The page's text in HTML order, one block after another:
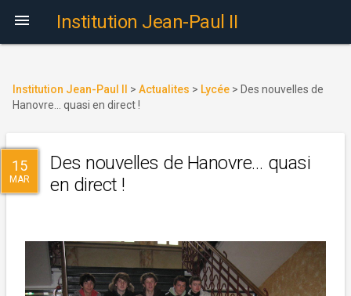
 Institution Jean-Paul II
Institution Jean-Paul II > Actualites > Lycée > Des nouvelles de
Hanovre… quasi en direct !
15
MAR
Des nouvelles de Hanovre… quasi
en direct !